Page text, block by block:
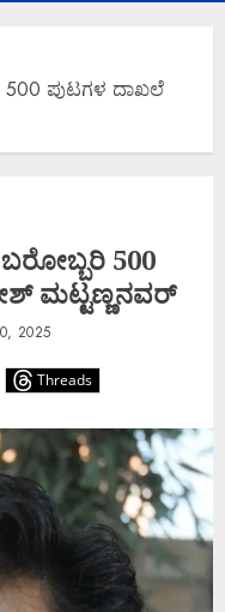
ಪುಟಗಳ ದಾಖಲೆ
500
ಮಟ್ಟಣ್ಣನವರ್
Threads
2025